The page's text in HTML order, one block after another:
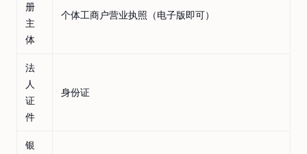
册
主
体
个体工商户营业执照（电子版即可）
法
人
证
件
身份证
银